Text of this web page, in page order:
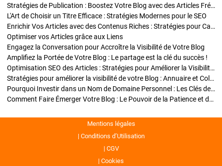
Stratégies de Publication : Boostez Votre Blog avec des Articles Fréquents et Exclusifs
L'Art de Choisir un Titre Efficace : Stratégies Modernes pour le SEO
Enrichir Vos Articles avec des Contenus Riches : Stratégies pour Captiver et Optimiser
Optimiser vos Articles grâce aux Liens
Engagez la Conversation pour Accroître la Visibilité de Votre Blog
Amplifiez la Portée de Votre Blog : Le partage est la clé du succès !
Optimisation SEO des Articles : Stratégies pour Améliorer la Visibilité de Votre Blog
Stratégies pour améliorer la visibilité de votre Blog : Annuaire et Collaborations
Pourquoi Investir dans un Nom de Domaine Personnel : Les Clés de la Réussite de Votre Blog
Comment Faire Émerger Votre Blog : Le Pouvoir de la Patience et de la Persévérance
Mentions légales
Conditions d’Utilisation
CGV
Cookies